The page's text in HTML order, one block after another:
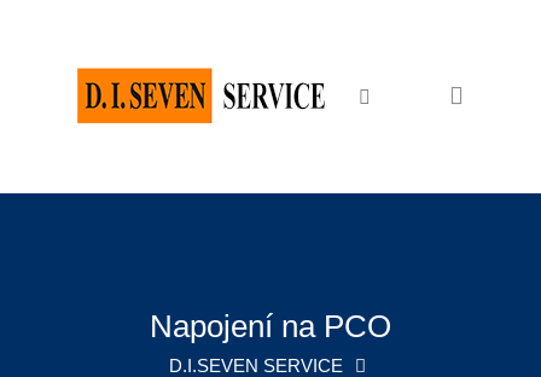
Bezpečnostní služby
Pořadatelské služby
Napojení na PCO
D.I.SEVEN SERVICE